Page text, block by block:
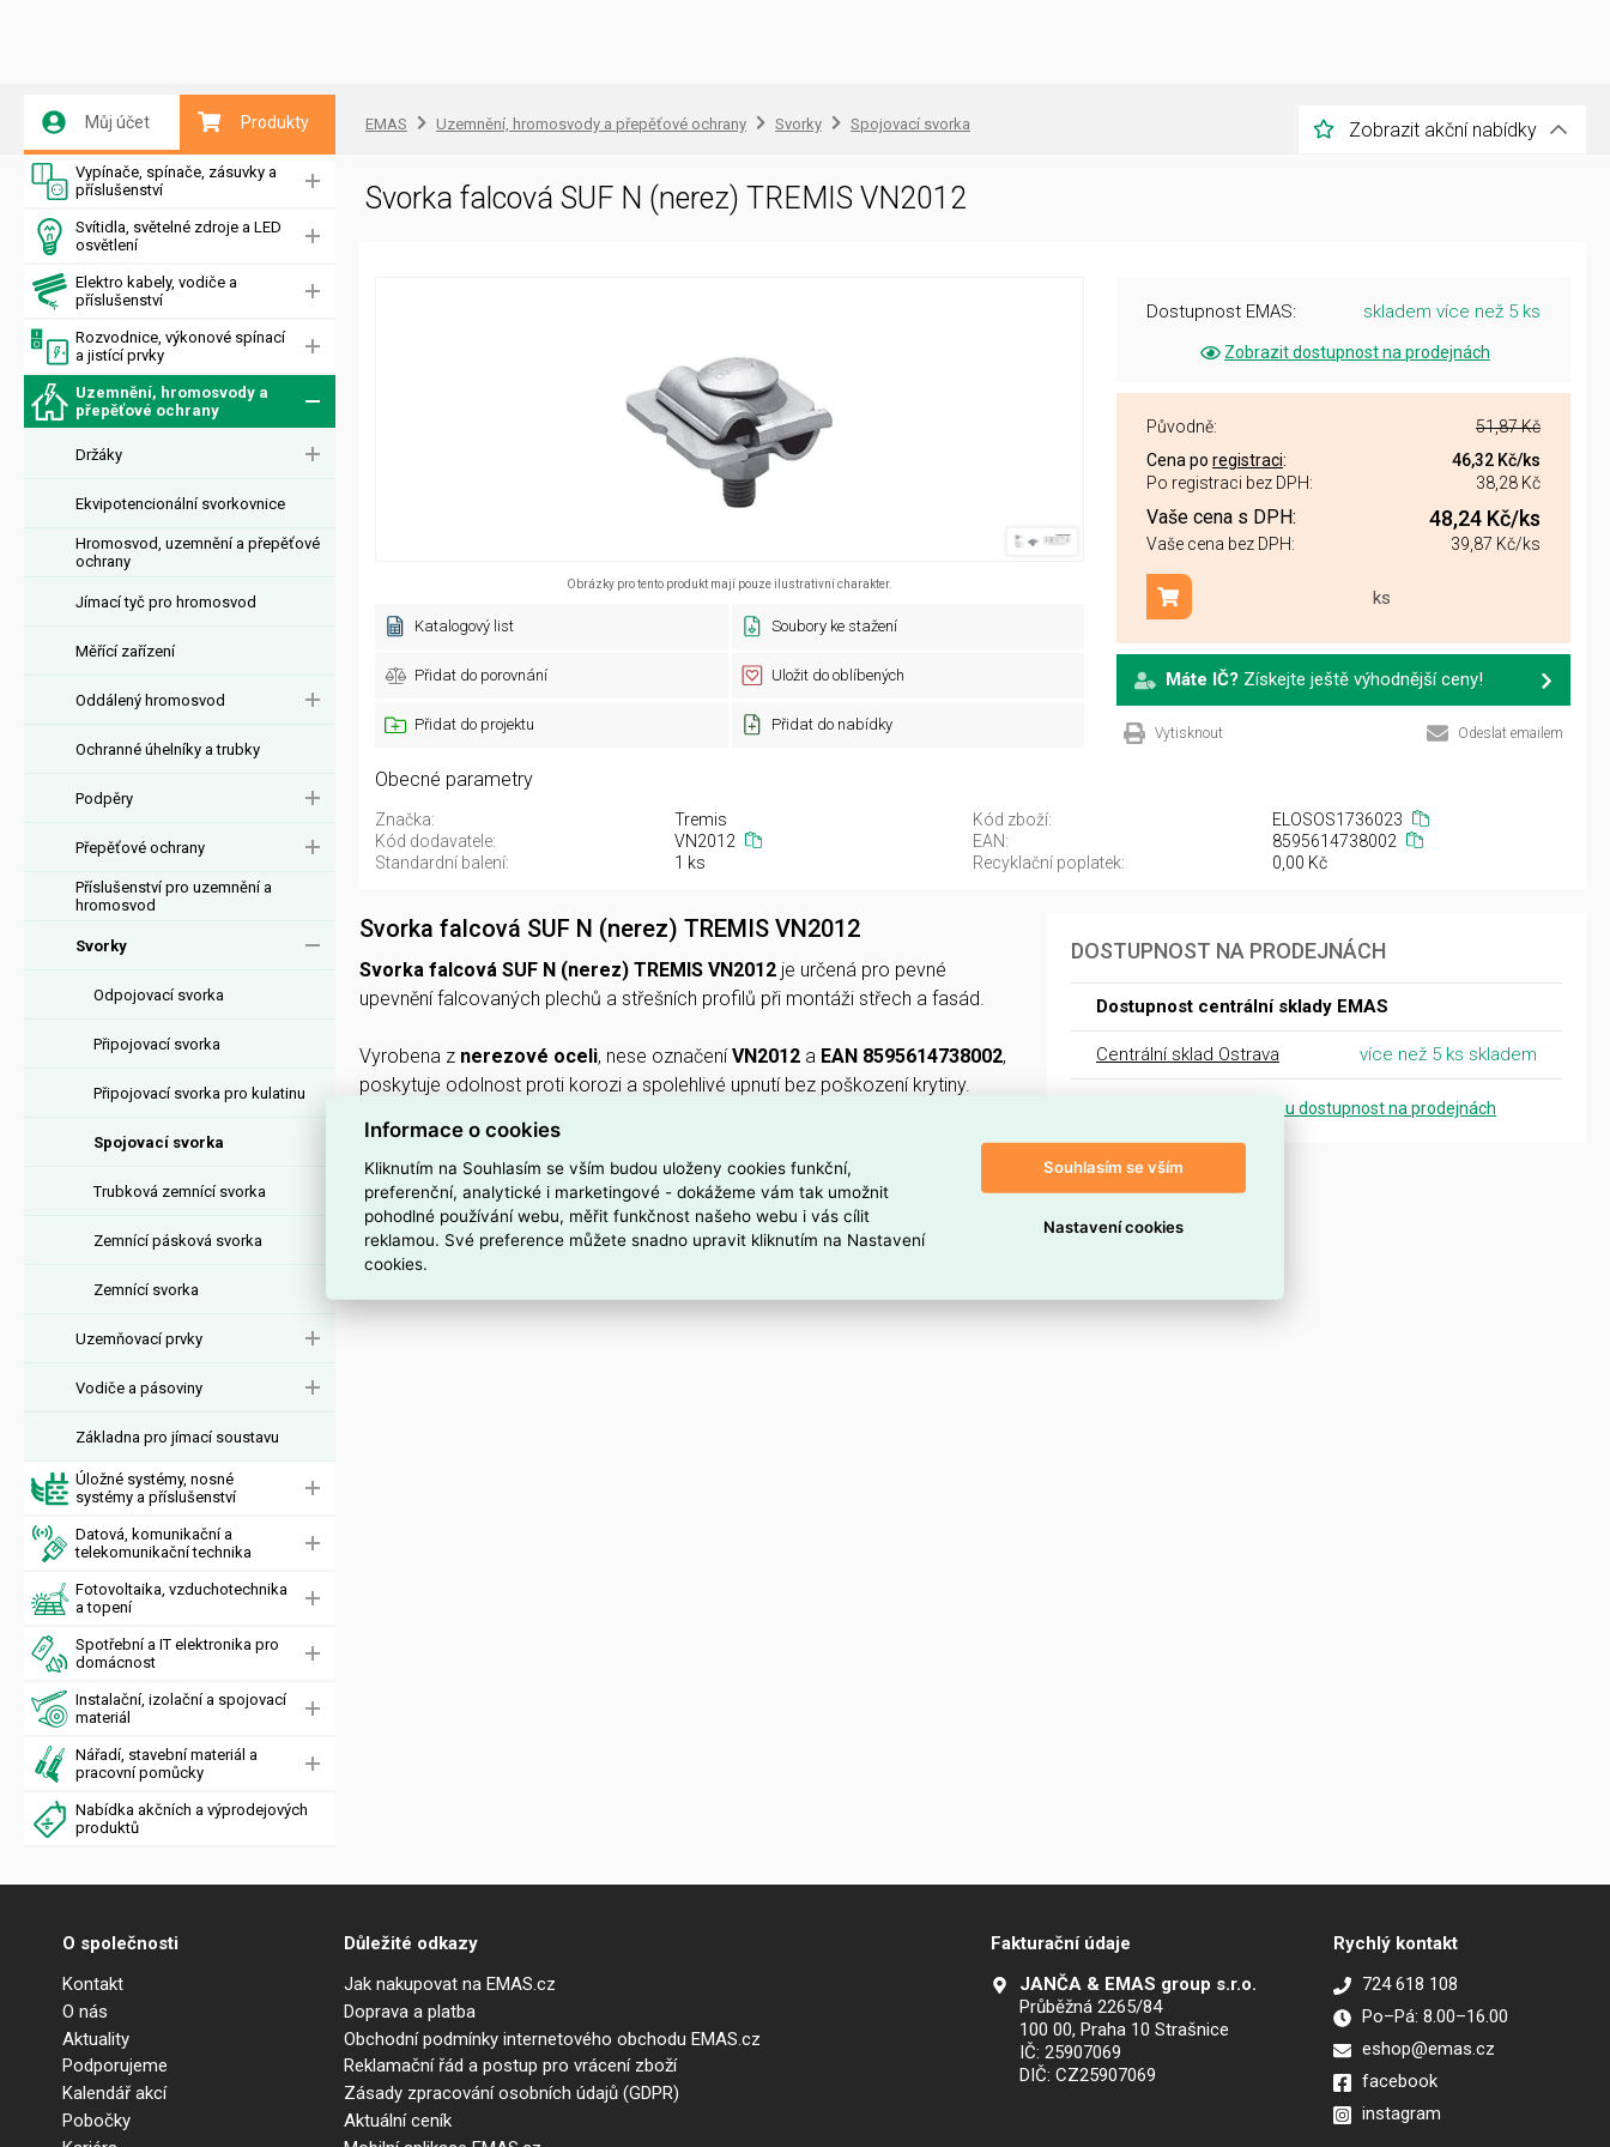
Můj účet Produkty
Vypínače, spínače, zásuvky a
příslušenství
Svítidla, světelné zdroje a LED
osvětlení
Elektro kabely, vodiče a
příslušenství
Rozvodnice, výkonové spínací
a jistící prvky
Uzemnění, hromosvody a
přepěťové ochrany
Držáky
Ekvipotencionální svorkovnice
Hromosvod, uzemnění a přepěťové
ochrany
Jímací tyč pro hromosvod
Měřící zařízení
Oddálený hromosvod
Ochranné úhelníky a trubky
Podpěry
Přepěťové ochrany
Příslušenství pro uzemnění a
hromosvod
Svorky
Odpojovací svorka
Připojovací svorka
Připojovací svorka pro kulatinu
Spojovací svorka
Trubková zemnící svorka
Zemnící pásková svorka
Zemnící svorka
Uzemňovací prvky
Vodiče a pásoviny
Základna pro jímací soustavu
Úložné systémy, nosné
systémy a příslušenství
Datová, komunikační a
telekomunikační technika
Fotovoltaika, vzduchotechnika
a topení
Spotřební a IT elektronika pro
domácnost
Instalační, izolační a spojovací
materiál
Nářadí, stavební materiál a
pracovní pomůcky
Nabídka akčních a výprodejových
produktů
EMAS Uzemnění, hromosvody a přepěťové ochrany Svorky Spojovací svorka Zobrazit akční nabídky
Svorka falcová SUF N (nerez) TREMIS VN2012
Obrázky pro tento produkt mají pouze ilustrativní charakter.
Katalogový list Soubory ke stažení
Přidat do porovnání Uložit do oblíbených
Přidat do projektu Přidat do nabídky
Dostupnost EMAS: skladem více než 5 ks
Zobrazit dostupnost na prodejnách
Původně:
51,87 Kč
Cena po registraci: 46,32 Kč/ks
Po registraci bez DPH:
38,28 Kč
Vaše cena s DPH: 48,24 Kč/ks
Vaše cena bez DPH: 39,87 Kč/ks
ks
Přidat do košíku
Máte IČ? Získejte ještě výhodnější ceny!
Vytisknout Odeslat emailem
Obecné parametry
Značka: Tremis Kód zboží:
ELOSOS1736023
Kód dodavatele:
VN2012 EAN:
8595614738002
Standardní balení:
1 ks Recyklační poplatek: 0,00 Kč
Svorka falcová SUF N (nerez) TREMIS VN2012
Svorka falcová SUF N (nerez) TREMIS VN2012 je určená pro pevné
upevnění falcovaných plechů a střešních profilů při montáži střech a fasád.
Vyrobena z nerezové oceli, nese označeníVN2012 a EAN 8595614738002,
poskytuje odolnost proti korozi a spolehlivé upnutí bez poškození krytiny.
Interní název produktu
SUF N svorka falcová nerez
DOSTUPNOST NA PRODEJNÁCH
Dostupnost centrální sklady EMAS
Centrální sklad Ostrava více než 5 ks skladem
Zobrazit přesnou dostupnost na prodejnách
O společnosti
Kontakt
O nás
Aktuality
Podporujeme
Kalendář akcí
Pobočky
Důležité odkazy
Jak nakupovat na EMAS.cz
Doprava a platba
Obchodní podmínky internetového obchodu EMAS.cz
Reklamační řád a postup pro vrácení zboží
Zásady zpracování osobních údajů (GDPR)
Aktuální ceník
Fakturační údaje
JANČA & EMAS group s.r.o.
Průběžná 2265/84
100 00, Praha 10 Strašnice
IČ: 25907069
DIČ: CZ25907069
Rychlý kontakt
724 618 108
Po–Pá: 8.00–16.00
eshop@emas.cz
facebook
instagram
Informace o cookies
Kliknutím na Souhlasím se vším budou uloženy cookies funkční,
preferenční, analytické i marketingové - dokážeme vám tak umožnit
pohodlné používání webu, měřit funkčnost našeho webu i vás cílit
reklamou. Své preference můžete snadno upravit kliknutím na Nastavení
cookies.
Souhlasím se vším
Nastavení cookies